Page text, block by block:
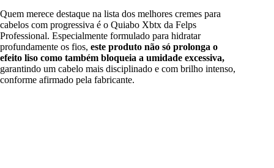
Quem merece destaque na lista dos melhores cremes para
cabelos com progressiva é o Quiabo Xbtx da Felps
Professional. Especialmente formulado para hidratar
profundamente os fios, este produto não só prolonga o
efeito liso como também bloqueia a umidade excessiva,
garantindo um cabelo mais disciplinado e com brilho intenso,
conforme afirmado pela fabricante.